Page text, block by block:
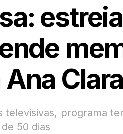
Clara
programa
50 dias